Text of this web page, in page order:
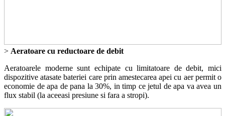
> Aeratoare cu reductoare de debit
Aeratoarele moderne sunt echipate cu limitatoare de debit, mici
dispozitive atasate bateriei care prin amestecarea apei cu aer permit o
economie de apa de pana la 30%, in timp ce jetul de apa va avea un
flux stabil (la aceeasi presiune si fara a stropi).